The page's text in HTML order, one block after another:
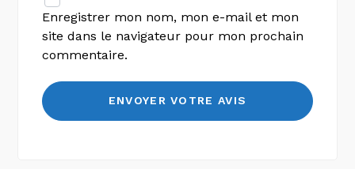
Enregistrer mon nom, mon e-mail et mon
site dans le navigateur pour mon prochain
commentaire.